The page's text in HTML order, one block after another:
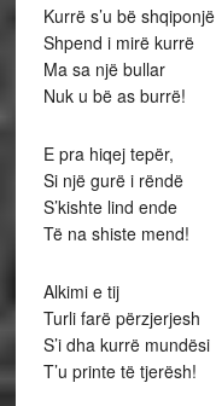
Kurrë s’u bë shqiponjë
Shpend i mirë kurrë
Ma sa një bullar
Nuk u bë as burrë!
E pra hiqej tepër,
Si një gurë i rëndë
S’kishte lind ende
Të na shiste mend!
Alkimi e tij
Turli farë përzjerjesh
S’i dha kurrë mundësi
T’u printe të tjerësh!